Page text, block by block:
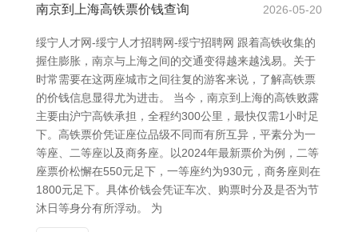
南京到上海高铁票价钱查询 2026-05-20
绥宁人才网-绥宁人才招聘网-绥宁招聘网 跟着高铁收集的
握住膨胀，南京与上海之间的交通变得越来越浅易。关于
时常需要在这两座城市之间往复的游客来说，了解高铁票
的价钱信息显得尤为进击。 当今，南京到上海的高铁败露
主要由沪宁高铁承担，全程约300公里，最快仅需1小时足
下。高铁票价凭证座位品级不同而有所互异，平素分为一
等座、二等座以及商务座。以2024年最新票价为例，二等
座票价松懈在550元足下，一等座约为930元，商务座则在
1800元足下。具体价钱会凭证车次、购票时分及是否为节
沐日等身分有所浮动。 为